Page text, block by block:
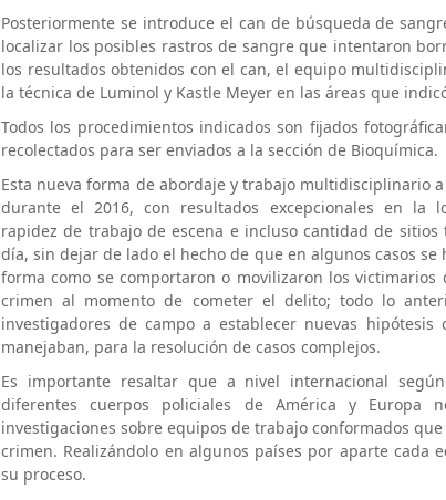
Posteriormente se introduce el can de búsqueda de
localizar los posibles rastros de sangre que intentaron
los resultados obtenidos con el can, el equipo
la técnica de Luminol y Kastle Meyer en las áreas que
Todos los procedimientos indicados son fijados
recolectados para ser enviados a la sección de Bioquímica.
Esta nueva forma de abordaje y trabajo multidisciplinario
durante el 2016, con resultados excepcionales en la
rapidez de trabajo de escena e incluso cantidad de
día, sin dejar de lado el hecho de que en algunos casos
forma como se comportaron o movilizaron los victimarios
crimen al momento de cometer el delito; todo lo
investigadores de campo a establecer nuevas
manejaban, para la resolución de casos complejos.
Es importante resaltar que a nivel internacional
diferentes cuerpos policiales de América y Europa
investigaciones sobre equipos de trabajo conformados
crimen. Realizándolo en algunos países por aparte cada
su proceso.